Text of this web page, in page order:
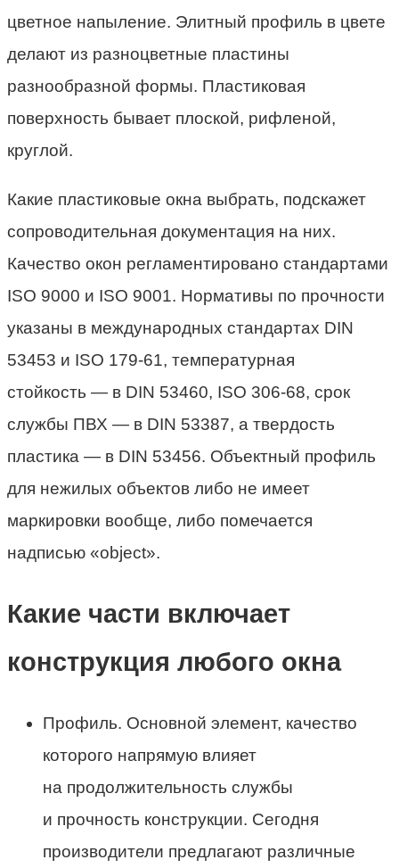
цветное напыление. Элитный профиль в цвете
делают из разноцветные пластины
разнообразной формы. Пластиковая
поверхность бывает плоской, рифленой,
круглой.
Какие пластиковые окна выбрать, подскажет
сопроводительная документация на них.
Качество окон регламентировано стандартами
ISO 9000 и ISO 9001. Нормативы по прочности
указаны в международных стандартах DIN
53453 и ISO 179-61, температурная
стойкость — в DIN 53460, ISO 306-68, срок
службы ПВХ — в DIN 53387, а твердость
пластика — в DIN 53456. Объектный профиль
для нежилых объектов либо не имеет
маркировки вообще, либо помечается
надписью «object».
Какие части включает
конструкция любого окна
Профиль. Основной элемент, качество
которого напрямую влияет
на продолжительность службы
и прочность конструкции. Сегодня
производители предлагают различные